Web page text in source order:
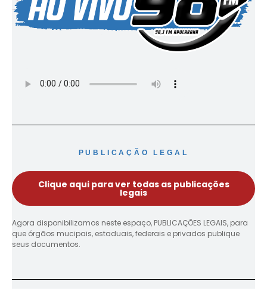
PUBLICAÇÃO LEGAL
Clique aqui para ver todas as publicações
legais
Agora disponibilizamos neste espaço, PUBLICAÇÕES LEGAIS, para
que órgãos mucipais, estaduais, federais e privados publique
seus documentos.